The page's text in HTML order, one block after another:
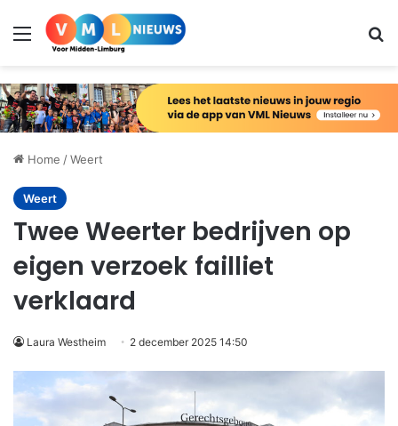
Menu
Home /Weert
Weert
Twee Weerter bedrijven op
eigen verzoek failliet
verklaard
Laura Westheim 2 december 2025 14:50